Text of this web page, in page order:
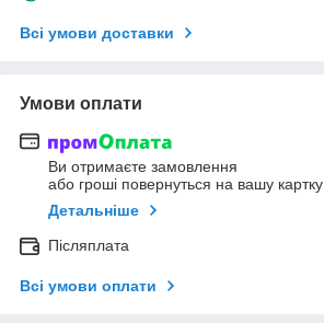
Всі умови доставки
Умови оплати
Ви отримаєте замовлення
або гроші повернуться на вашу картку
Детальніше
Післяплата
Всі умови оплати